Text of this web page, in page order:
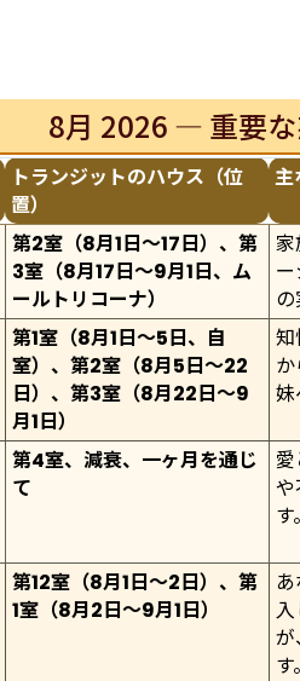
8月 2026 — 重要
トランジットのハウス（位
置）
主
第2室（8月1日〜17日）、第
3室（8月17日〜9月1日、ム
ールトリコーナ）
家
第1室（8月1日〜5日、自
室）、第2室（8月5日〜22
日）、第3室（8月22日〜9
月1日）
知
妹
第4室、減衰、一ヶ月を通じ
て
愛
や
す。
第12室（8月1日〜2日）、第
1室（8月2日〜9月1日）
入
が
す。